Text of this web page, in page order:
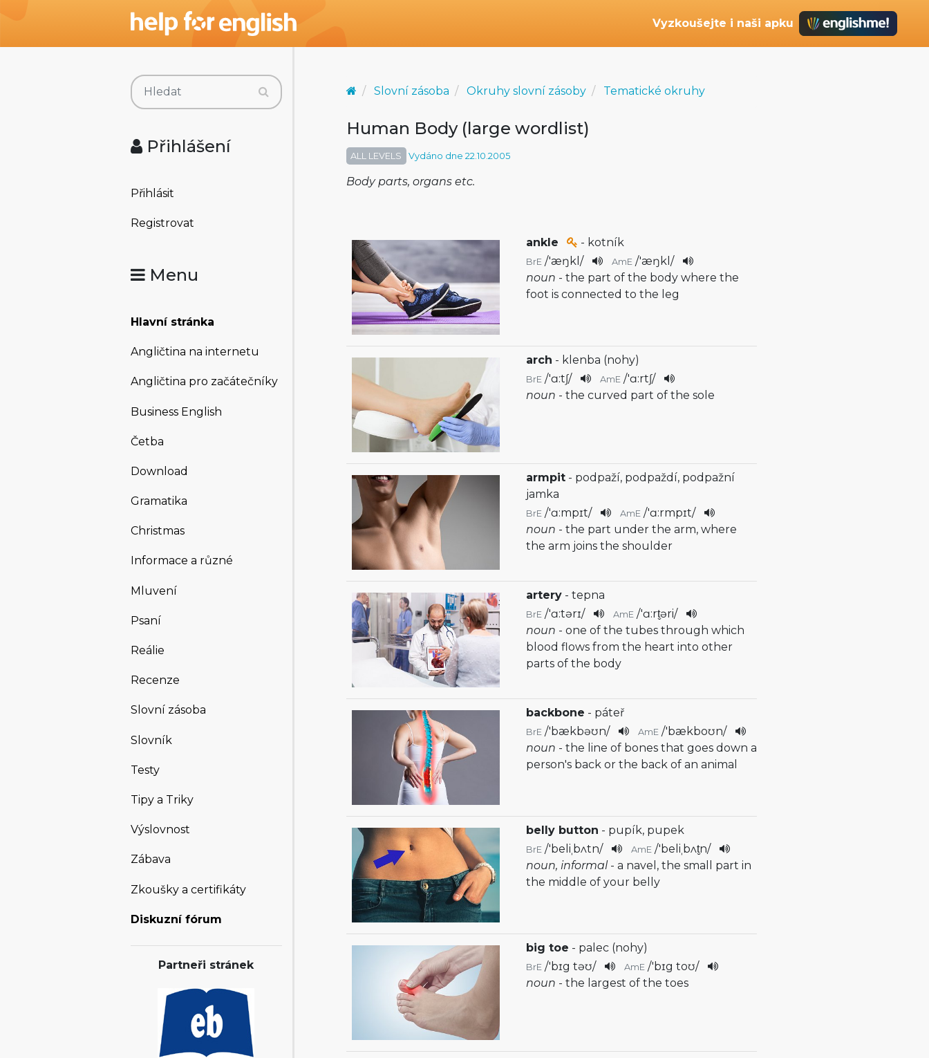
Vyzkoušejte i naši apku
Přihlášení
Přihlásit
Registrovat
Menu
Hlavní stránka
Angličtina na internetu
Angličtina pro začátečníky
Business English
Četba
Download
Gramatika
Christmas
Informace a různé
Mluvení
Psaní
Reálie
Recenze
Slovní zásoba
Slovník
Testy
Tipy a Triky
Výslovnost
Zábava
Zkoušky a certifikáty
Diskuzní fórum
Partneři stránek
Slovní zásoba Okruhy slovní zásoby Tematické okruhy
Human Body (large wordlist)
ALL LEVELS Vydáno dne 22.10.2005
Body parts, organs etc.
ankle - kotník
BrE /'æŋkl/ AmE /'æŋkl/
noun - the part of the body where the
foot is connected to the leg
arch - klenba (nohy)
BrE /'ɑ:tʃ/ AmE /'ɑ:rtʃ/
noun - the curved part of the sole
armpit - podpaží, podpaždí, podpažní
jamka
BrE /'ɑ:mpɪt/ AmE /'ɑ:rmpɪt/
noun - the part under the arm, where
the arm joins the shoulder
artery - tepna
BrE /'ɑ:tərɪ/ AmE /'ɑ:rt̬əri/
noun - one of the tubes through which
blood flows from the heart into other
parts of the body
backbone - páteř
BrE /'bækbəʊn/ AmE /'bækboʊn/
noun - the line of bones that goes down a
person's back or the back of an animal
belly button - pupík, pupek
BrE /'beliˌbʌtn/ AmE /'beliˌbʌt̬n/
noun, informal - a navel, the small part in
the middle of your belly
big toe - palec (nohy)
BrE /'bɪg təʊ/ AmE /'bɪg toʊ/
noun - the largest of the toes